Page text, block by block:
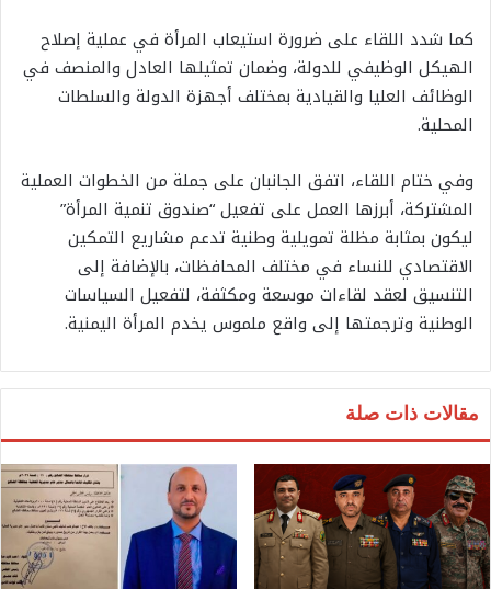
كما شدد اللقاء على ضرورة استيعاب المرأة في عملية إصلاح
الهيكل الوظيفي للدولة، وضمان تمثيلها العادل والمنصف في
الوظائف العليا والقيادية بمختلف أجهزة الدولة والسلطات
المحلية.
وفي ختام اللقاء، اتفق الجانبان على جملة من الخطوات العملية
المشتركة، أبرزها العمل على تفعيل “صندوق تنمية المرأة”
ليكون بمثابة مظلة تمويلية وطنية تدعم مشاريع التمكين
الاقتصادي للنساء في مختلف المحافظات، بالإضافة إلى
التنسيق لعقد لقاءات موسعة ومكثفة، لتفعيل السياسات
الوطنية وترجمتها إلى واقع ملموس يخدم المرأة اليمنية.
مقالات ذات صلة